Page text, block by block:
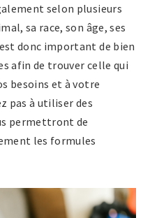
selon plusieurs
sa race, son âge, ses
donc important de bien
afin de trouver celle qui
besoins et à votre
pas à utiliser des
permettront de
les formules